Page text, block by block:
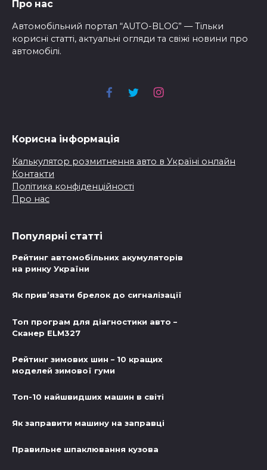
Про нас
Автомобільний портал “AUTO-BLOG” — Тільки
корисні статті, актуальні огляди та свіжі новини про
автомобілі.
Корисна інформація
Калькулятор розмитнення авто в Україні онлайн
Контакти
Політика конфіденційності
Про нас
Популярні статті
Рейтинг автомобільних акумуляторів
на ринку України
Як прив’язати брелок до сигналізації
Топ програм для діагностики авто –
Сканер ELM327
Рейтинг зимових шин – 10 кращих
моделей зимової гуми
Топ-10 найшвидших машин в світі
Як заправити машину на заправці
Правильне шпаклювання кузова